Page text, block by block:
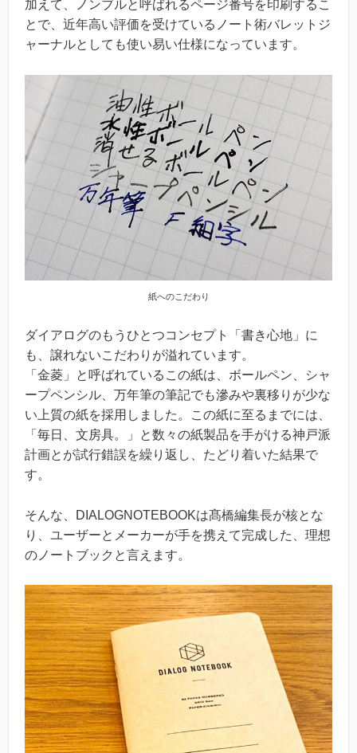
加えて、ノンブルと呼ばれるページ番号を印刷するこ
とで、近年高い評価を受けているノート術バレットジ
ャーナルとしても使い易い仕様になっています。
紙へのこだわり
ダイアログのもうひとつコンセプト「書き心地」に
も、譲れないこだわりが溢れています。
「金菱」と呼ばれているこの紙は、ボールペン、シャ
ープペンシル、万年筆の筆記でも滲みや裏移りが少な
い上質の紙を採用しました。この紙に至るまでには、
「毎日、文房具。」と数々の紙製品を手がける神戸派
計画とが試行錯誤を繰り返し、たどり着いた結果で
す。
そんな、DIALOGNOTEBOOKは髙橋編集長が核とな
り、ユーザーとメーカーが手を携えて完成した、理想
のノートブックと言えます。